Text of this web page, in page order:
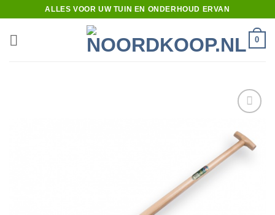
inhoud
ALLES VOOR UW TUIN EN ONDERHOUD ERVAN
0
aan
verlanglijst